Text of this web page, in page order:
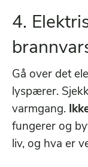
4.
Gå over det
lyspærer.
varmgang.
fungerer og
liv, og hva er